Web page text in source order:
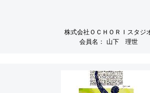
株式会社ＯＣＨＯＲＩスタジ
会員名：
山下 理世